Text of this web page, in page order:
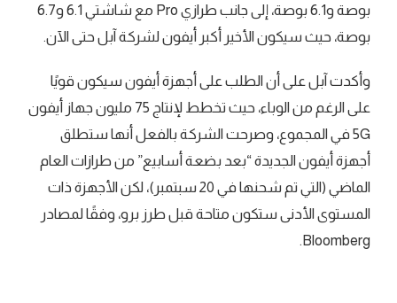
بوصة و6.1 بوصة، إلى جانب طرازي Pro مع شاشتي 6.1 و6.7
بوصة، حيث سيكون الأخير أكبر أيفون لشركة آبل حتى الآن.
وأكدت آبل على أن الطلب على أجهزة أيفون سيكون قويًا
على الرغم من الوباء، حيث تخطط لإنتاج 75 مليون جهاز أيفون
5G في المجموع، وصرحت الشركة بالفعل أنها ستطلق
أجهزة أيفون الجديدة “بعد بضعة أسابيع” من طرازات العام
الماضي (التي تم شحنها في 20 سبتمبر)، لكن الأجهزة ذات
المستوى الأدنى ستكون متاحة قبل طرز برو، وفقًا لمصادر
Bloomberg.